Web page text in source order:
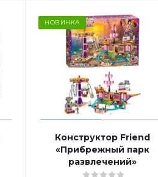
НОВИНКА
Конструктор Friend
«Прибрежный парк
развлечений»